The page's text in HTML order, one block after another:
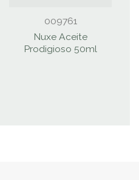
009761
Nuxe Aceite
Prodigioso 50ml